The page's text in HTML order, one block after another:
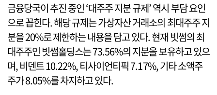
금융당국이 추진 중인 ‘대주주 지분 규제’ 역시 부담 요인
으로 꼽힌다. 해당 규제는 가상자산 거래소의 최대주주 지
분을 20%로 제한하는 내용을 담고 있다. 현재 빗썸의 최
대주주인 빗썸홀딩스는 73.56%의 지분을 보유하고 있으
며, 비덴트 10.22%, 티사이언티픽 7.17%, 기타 소액주
주가 8.05%를 차지하고 있다.